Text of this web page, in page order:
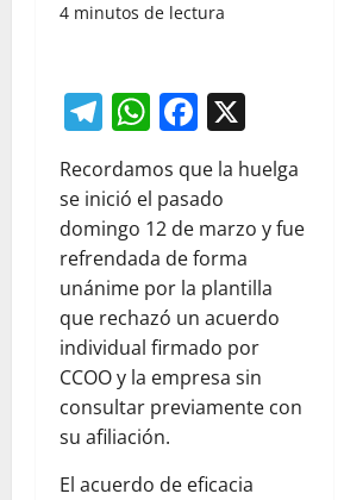
4 minutos de lectura
Telegram
WhatsApp
Facebook
Recordamos que la huelga
se inició el pasado
domingo 12 de marzo y fue
refrendada de forma
unánime por la plantilla
que rechazó un acuerdo
individual firmado por
CCOO y la empresa sin
consultar previamente con
su afiliación.
El acuerdo de eficacia